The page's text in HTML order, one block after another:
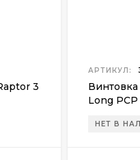
3
АРТИКУЛ:
Long
НЕТ В